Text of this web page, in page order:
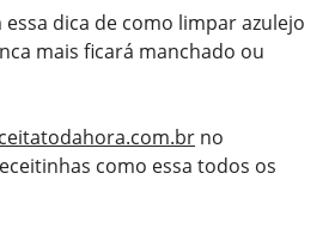
dica de como limpar azulejo
mais ficará manchado ou
no
como essa todos os